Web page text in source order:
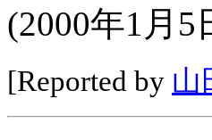
(2000年1月5
[Reported by 山